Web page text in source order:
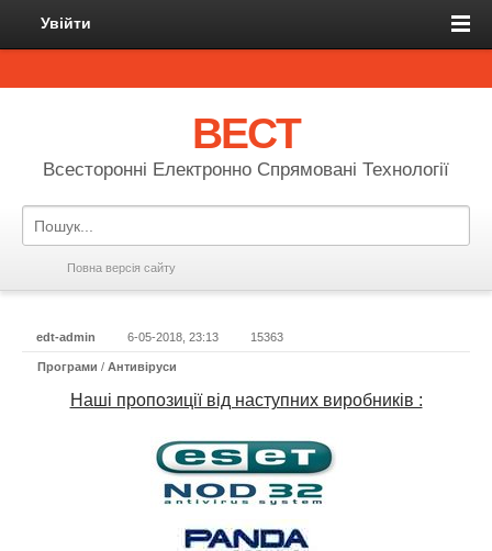
Увійти
ВЕСТ
Всесторонні Електронно Спрямовані Технології
Повна версія сайту
edt-admin 6-05-2018, 23:13 15363
Програми / Антивіруси
Наші пропозиції від наступних виробників :